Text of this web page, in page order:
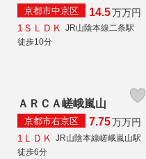
京都市中京区 14.5万万円
1ＳＬＤＫ
JR山陰本線二条駅
徒歩10分
ＡＲＣＡ嵯峨嵐山
京都市右京区 7.75万万円
1ＬＤＫ
JR山陰本線嵯峨嵐山駅
徒歩6分